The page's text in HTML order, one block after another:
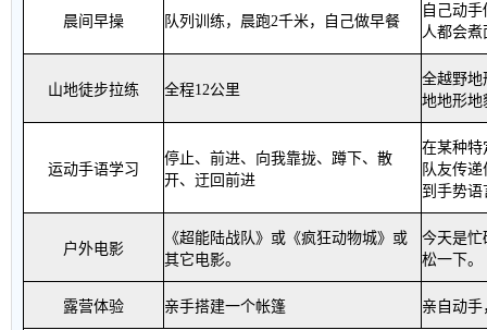
晨间早操 队列训练，晨跑2千米，自己做早餐
自己动
人都会
山地徒步拉练 全程12公里
全越野地
地地形地
运动手语学习
停止、前进、向我靠拢、蹲下、散
开、迂回前进
在某种特
队友传
到手势语
户外电影
《超能陆战队》 或 《疯狂动物城》 或
其它电影。
今天是忙
松一下。
露营体验 亲手搭建一个帐篷 亲自动